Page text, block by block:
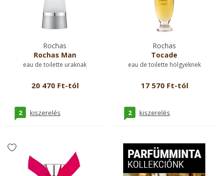
Rochas
Rochas Man
eau de toilette uraknak
20 470 Ft-tól
2 kiszerelés
Rochas
Tocade
eau de toilette hölgyeknek
17 570 Ft-tól
2 kiszerelés